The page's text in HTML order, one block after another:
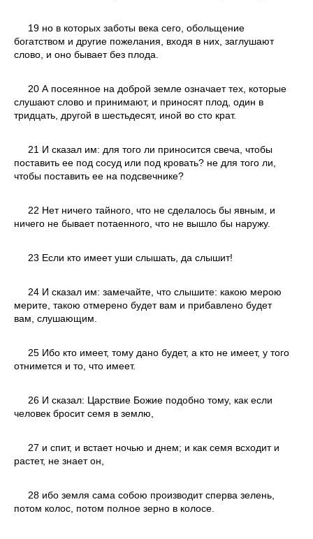
19 но в которых заботы века сего, обольщение
богатством и другие пожелания, входя в них, заглушают
слово, и оно бывает без плода.
20 А посеянное на доброй земле означает тех, которые
слушают слово и принимают, и приносят плод, один в
тридцать, другой в шестьдесят, иной во сто крат.
21 И сказал им: для того ли приносится свеча, чтобы
поставить ее под сосуд или под кровать? не для того ли,
чтобы поставить ее на подсвечнике?
22 Нет ничего тайного, что не сделалось бы явным, и
ничего не бывает потаенного, что не вышло бы наружу.
23 Если кто имеет уши слышать, да слышит!
24 И сказал им: замечайте, что слышите: какою мерою
мерите, такою отмерено будет вам и прибавлено будет
вам, слушающим.
25 Ибо кто имеет, тому дано будет, а кто не имеет, у того
отнимется и то, что имеет.
26 И сказал: Царствие Божие подобно тому, как если
человек бросит семя в землю,
27 и спит, и встает ночью и днем; и как семя всходит и
растет, не знает он,
28 ибо земля сама собою производит сперва зелень,
потом колос, потом полное зерно в колосе.